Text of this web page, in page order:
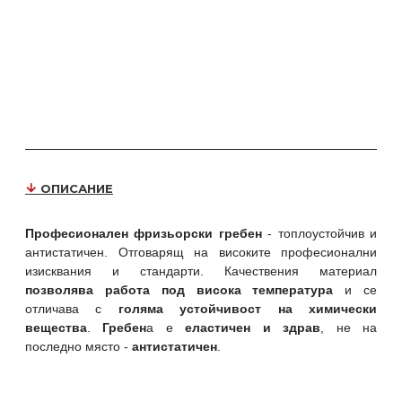
ОПИСАНИЕ
Професионален фризьорски гребен- топлоустойчив и
антистатичен. Отговарящ на високите професионални
изисквания и стандарти. Качествения материал
позволява работа под висока температура и се
отличава с голяма устойчивост на химически
вещества. Гребена ееластичен и здрав, не на
последно място - антистатичен.